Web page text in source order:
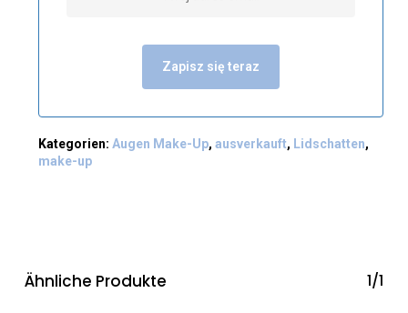
Zapisz się teraz
Kategorien: Augen Make-Up, ausverkauft, Lidschatten,
make-up
Ähnliche Produkte 1/1